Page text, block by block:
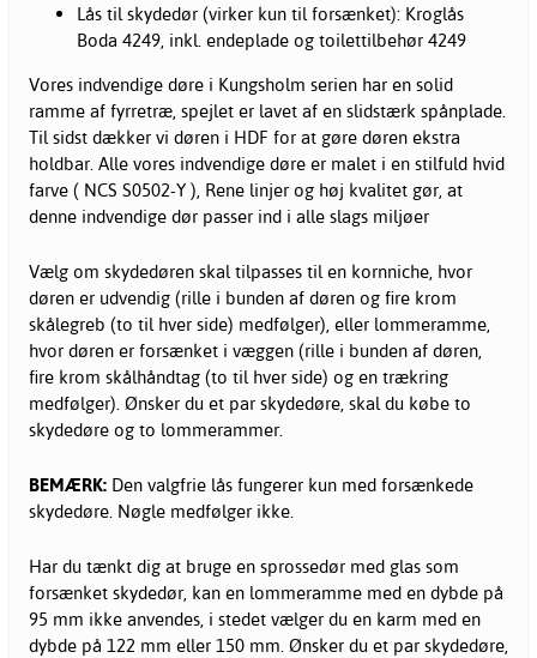
Lås til skydedør (virker kun til forsænket): Kroglås
Boda 4249, inkl. endeplade og toilettilbehør 4249
Vores indvendige døre i Kungsholm serien har en solid
ramme af fyrretræ, spejlet er lavet af en slidstærk spånplade.
Til sidst dækker vi døren i HDF for at gøre døren ekstra
holdbar. Alle vores indvendige døre er malet i en stilfuld hvid
farve ( NCS S0502-Y ), Rene linjer og høj kvalitet gør, at
denne indvendige dør passer ind i alle slags miljøer
Vælg om skydedøren skal tilpasses til en kornniche, hvor
døren er udvendig (rille i bunden af døren og fire krom
skålegreb (to til hver side) medfølger), eller lommeramme,
hvor døren er forsænket i væggen (rille i bunden af døren,
fire krom skålhåndtag (to til hver side) og en trækring
medfølger). Ønsker du et par skydedøre, skal du købe to
skydedøre og to lommerammer.
BEMÆRK: Den valgfrie lås fungerer kun med forsænkede
skydedøre. Nøgle medfølger ikke.
Har du tænkt dig at bruge en sprossedør med glas som
forsænket skydedør, kan en lommeramme med en dybde på
95 mm ikke anvendes, i stedet vælger du en karm med en
dybde på 122 mm eller 150 mm. Ønsker du et par skydedøre,